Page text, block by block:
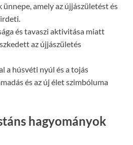
ünnepe, amely az újjászületést és
és tavaszi aktivitása miatt
az újjászületés
a húsvéti nyúl és a tojás
és az új élet szimbóluma
hagyományok